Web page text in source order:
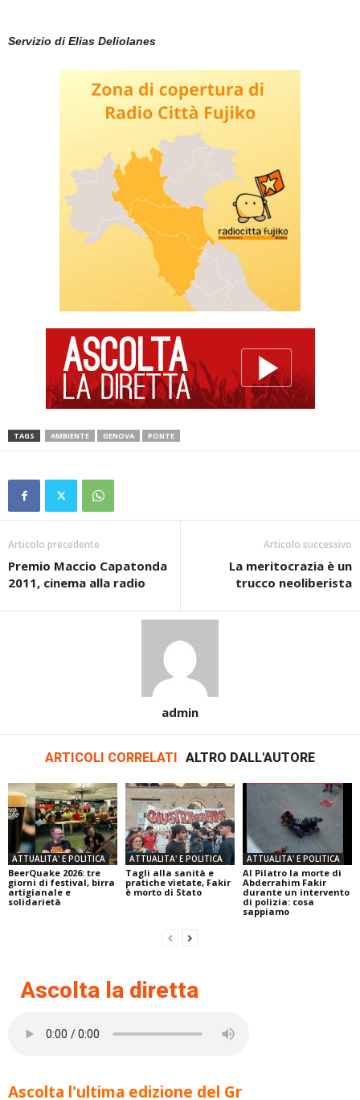
Servizio di Elias Deliolanes
TAGS AMBIENTE GENOVA PONTE
Articolo precedente
Premio Maccio Capatonda
2011, cinema alla radio
Articolo successivo
La meritocrazia è un
trucco neoliberista
admin
ARTICOLI CORRELATI ALTRO DALL'AUTORE
ATTUALITA' E POLITICA
BeerQuake 2026: tre
giorni di festival, birra
artigianale e
solidarietà
ATTUALITA' E POLITICA
Tagli alla sanità e
pratiche vietate, Fakir
è morto di Stato
ATTUALITA' E POLITICA
Al Pilatro la morte di
Abderrahim Fakir
durante un intervento
di polizia: cosa
sappiamo
Ascolta la diretta
Ascolta l'ultima edizione del Gr